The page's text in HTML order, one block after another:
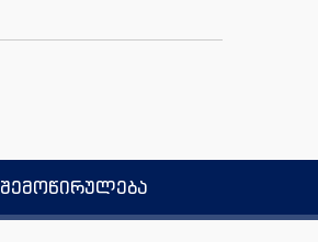
შემოწირულება